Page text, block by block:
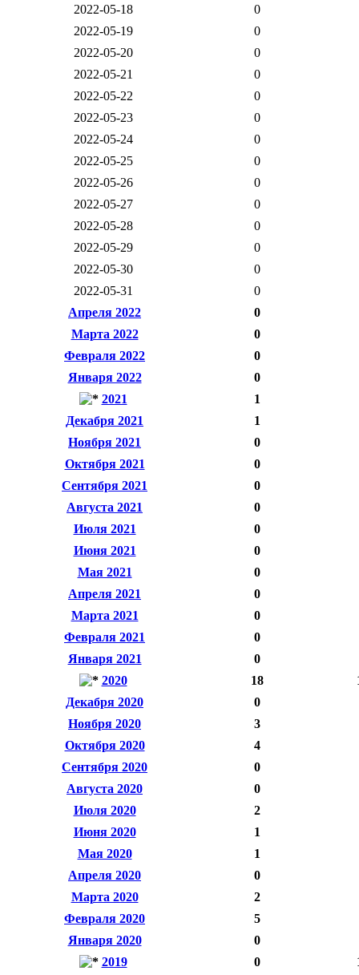
2022-05-18
0
2022-05-19
0
2022-05-20
0
2022-05-21
0
2022-05-22
0
2022-05-23
0
2022-05-24
0
2022-05-25
0
2022-05-26
0
2022-05-27
0
2022-05-28
0
2022-05-29
0
2022-05-30
0
2022-05-31
0
Апреля 2022
0
Марта 2022
0
Февраля 2022
0
Января 2022
0
2021
1
Декабря 2021
1
Ноября 2021
0
Октября 2021
0
Сентября 2021
0
Августа 2021
0
Июля 2021
0
Июня 2021
0
Мая 2021
0
Апреля 2021
0
Марта 2021
0
Февраля 2021
0
Января 2021
0
2020
18
Декабря 2020
0
Ноября 2020
3
Октября 2020
4
Сентября 2020
0
Августа 2020
0
Июля 2020
2
Июня 2020
1
Мая 2020
1
Апреля 2020
0
Марта 2020
2
Февраля 2020
5
Января 2020
0
2019
0